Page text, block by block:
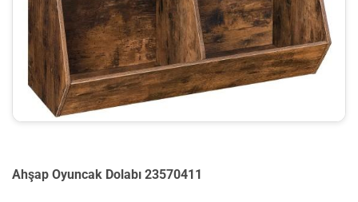
Ahşap Oyuncak Dolabı 23570411